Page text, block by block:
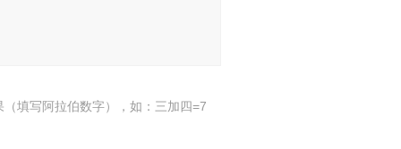
（填写阿拉伯数字），如：三加四=7